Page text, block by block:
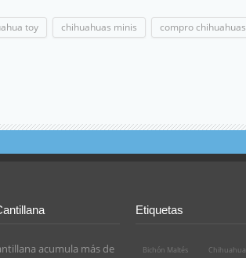
toy chihuahuas minis
compro chihuahuas
acumula más de
Etiquetas
Bichón Maltés Chihuahua